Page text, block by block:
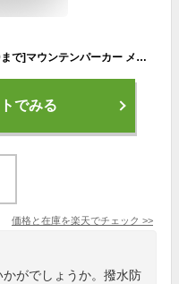
[全品対象★最大500円OFFクーポン9/30まで]マウンテンパーカー メンズ 撥水 防汚 ストレッチ 軽量 ドライタッチ 速乾 アウター ポケット コンパクト収納 配色切替 ライトアウター
でみる
価格と在庫を楽天でチェック >>
がでしょうか。撥水防